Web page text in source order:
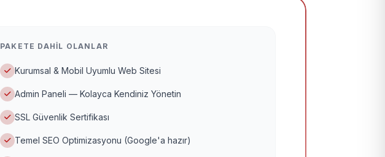
PAKETE DAHIL OLANLAR
Kurumsal & Mobil Uyumlu Web Sitesi
Admin Paneli — Kolayca Kendiniz Yönetin
SSL Güvenlik Sertifikası
Temel SEO Optimizasyonu (Google'a hazır)